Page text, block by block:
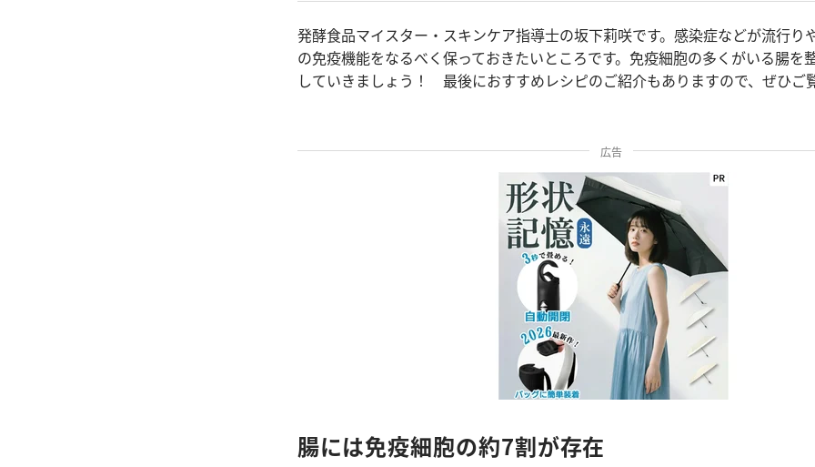
発酵食品マイスター・スキンケア指導士の坂下莉咲です。感染症などが流行り
の免疫機能をなるべく保っておきたいところです。免疫細胞の多くがいる腸を
していきましょう！ 最後におすすめレシピのご紹介もありますので、ぜひご
広告
腸には免疫細胞の約7割が存在